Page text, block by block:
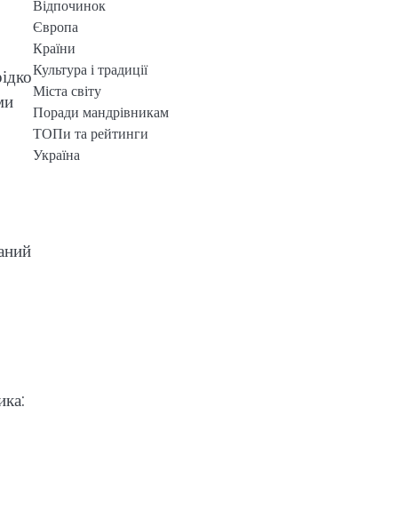
Відпочинок
Європа
Країни
Культура і традиції
Міста світу
Поради мандрівникам
ТОПи та рейтинги
Україна